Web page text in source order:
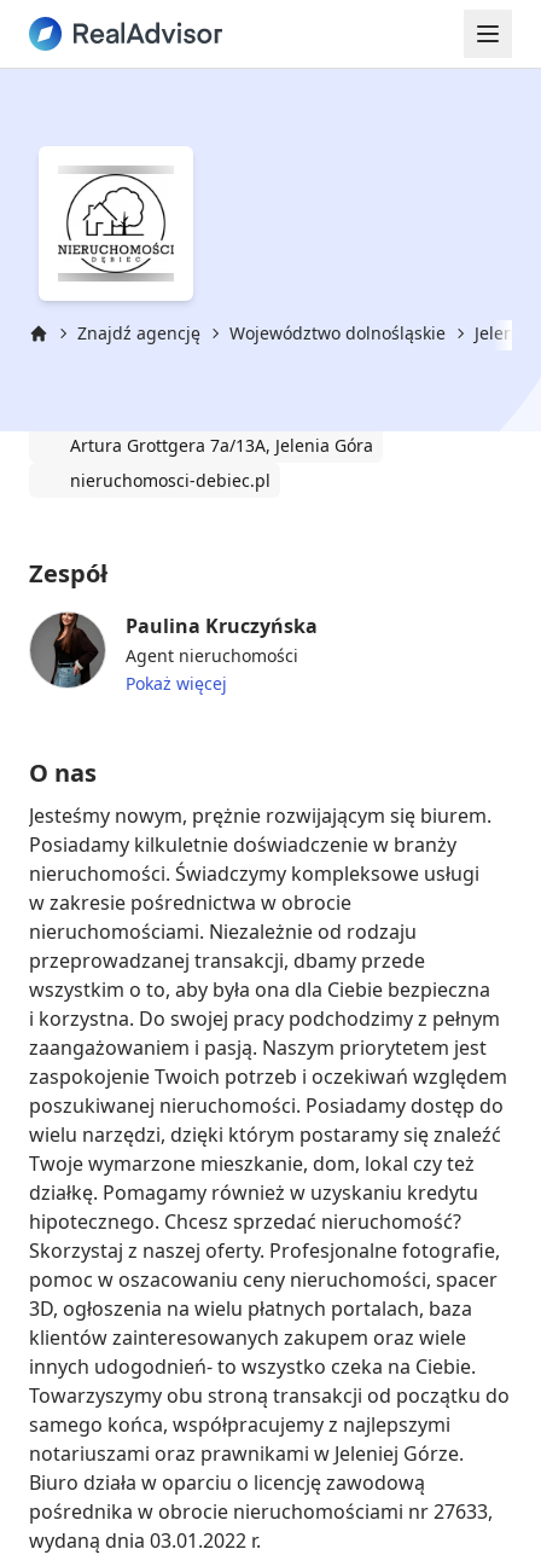
Znajdź agencję Województwo dolnośląskie Jelenia
Artura Grottgera 7a/13A, Jelenia Góra
nieruchomosci-debiec.pl
Zespół
Paulina Kruczyńska
Agent nieruchomości
Pokaż więcej
O nas
Jesteśmy nowym, prężnie rozwijającym się biurem.
Posiadamy kilkuletnie doświadczenie w branży
nieruchomości. Świadczymy kompleksowe usługi
w zakresie pośrednictwa w obrocie
nieruchomościami. Niezależnie od rodzaju
przeprowadzanej transakcji, dbamy przede
wszystkim o to, aby była ona dla Ciebie bezpieczna
i korzystna. Do swojej pracy podchodzimy z pełnym
zaangażowaniem i pasją. Naszym priorytetem jest
zaspokojenie Twoich potrzeb i oczekiwań względem
poszukiwanej nieruchomości. Posiadamy dostęp do
wielu narzędzi, dzięki którym postaramy się znaleźć
Twoje wymarzone mieszkanie, dom, lokal czy też
działkę. Pomagamy również w uzyskaniu kredytu
hipotecznego. Chcesz sprzedać nieruchomość?
Skorzystaj z naszej oferty. Profesjonalne fotografie,
pomoc w oszacowaniu ceny nieruchomości, spacer
3D, ogłoszenia na wielu płatnych portalach, baza
klientów zainteresowanych zakupem oraz wiele
innych udogodnień- to wszystko czeka na Ciebie.
Towarzyszymy obu stroną transakcji od początku do
samego końca, współpracujemy z najlepszymi
notariuszami oraz prawnikami w Jeleniej Górze.
Biuro działa w oparciu o licencję zawodową
pośrednika w obrocie nieruchomościami nr 27633,
wydaną dnia 03.01.2022 r.